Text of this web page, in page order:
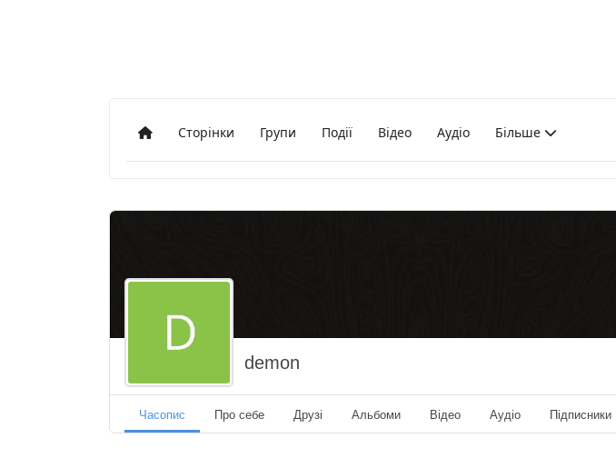
ДодомуСторінки Групи Події Відео Аудіо Більше
demon
Часопис Про себе Друзі Альбоми Відео Аудіо Підписники